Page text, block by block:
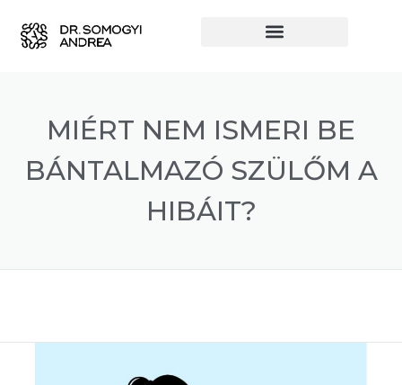
MIÉRT NEM ISMERI BE
BÁNTALMAZÓ SZÜLŐM A
HIBÁIT?